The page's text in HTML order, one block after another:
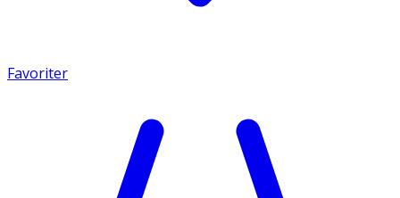
Favoriter